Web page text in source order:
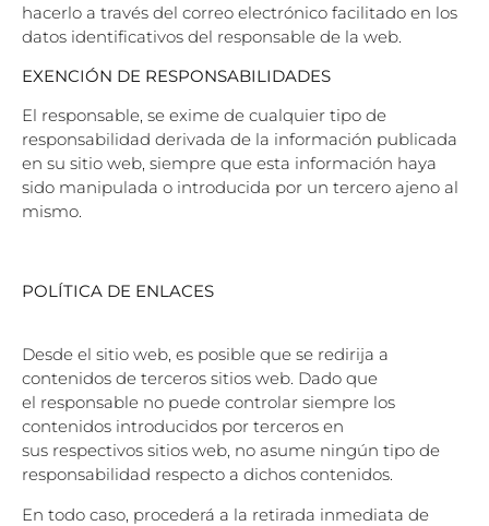
hacerlo a través del correo electrónico facilitado en los
datos identificativos del responsable de la web.
EXENCIÓN DE RESPONSABILIDADES
El responsable, se exime de cualquier tipo de
responsabilidad derivada de la información publicada
en su sitio web, siempre que esta información haya
sido manipulada o introducida por un tercero ajeno al
mismo.
POLÍTICA DE ENLACES
Desde el sitio web, es posible que se redirija a
contenidos de terceros sitios web. Dado que
el responsable no puede controlar siempre los
contenidos introducidos por terceros en
sus respectivos sitios web, no asume ningún tipo de
responsabilidad respecto a dichos contenidos.
En todo caso, procederá a la retirada inmediata de